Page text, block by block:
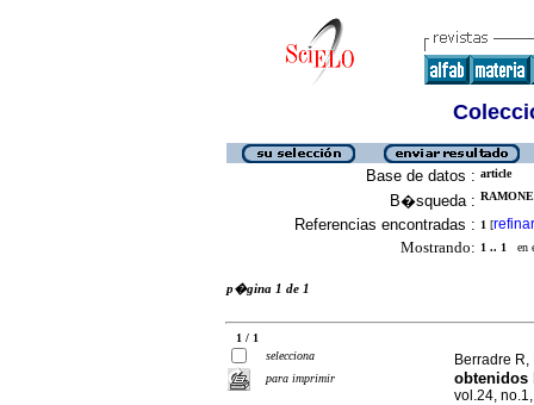
Base de datos : article
B�squeda :
Referencias encontradas : 1 [refinar
Mostrando: 1 .. 1 en
p�gina 1 de 1
1 / 1
selecciona
para imprimir
Berradre
obtenidos
vol.24,